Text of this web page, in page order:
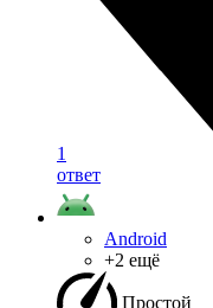
1
ответ
Android
+2 ещё
Простой